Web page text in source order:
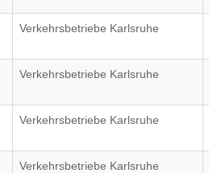
Verkehrsbetriebe Karlsruhe
Verkehrsbetriebe Karlsruhe
Verkehrsbetriebe Karlsruhe
Verkehrsbetriebe Karlsruhe